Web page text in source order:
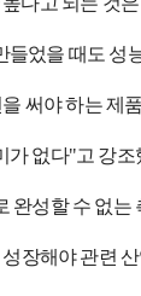
들었을 때도 성
써야 하는 제
가 없다"고 강조
완성할 수 없는
장해야 관련